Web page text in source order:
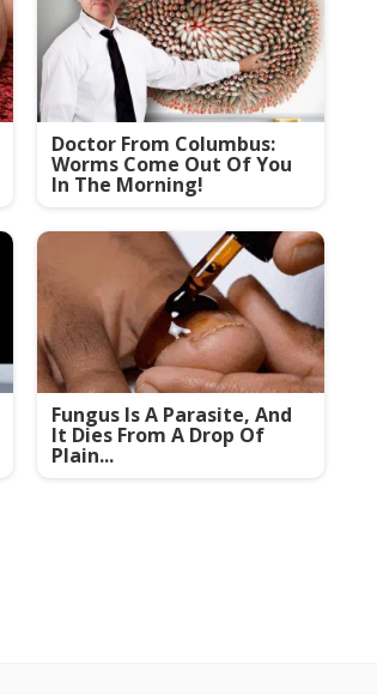
Doctor From Columbus:
Worms Come Out Of You
In The Morning!
Fungus Is A Parasite, And
It Dies From A Drop Of
Plain...